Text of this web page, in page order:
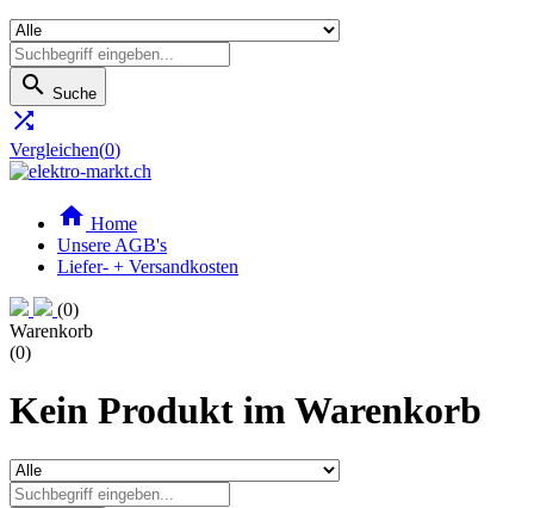
 Suche

Vergleichen(0)
 Home
Unsere AGB's
Liefer- + Versandkosten
(0)
Warenkorb
(0)
Kein Produkt im Warenkorb